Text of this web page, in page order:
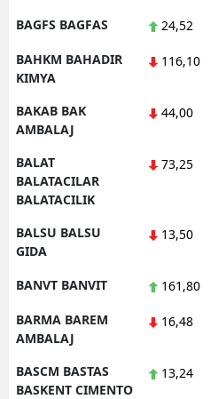
BAGFS BAGFAS 24,52
BAHKM BAHADIR
KIMYA
116,10
BAKAB BAK
AMBALAJ
44,00
BALAT
BALATACILAR
BALATACILIK
73,25
BALSU BALSU
GIDA
13,50
BANVT BANVIT 161,80
BARMA BAREM
AMBALAJ
16,48
BASCM BASTAS
BASKENT CIMENTO
13,24